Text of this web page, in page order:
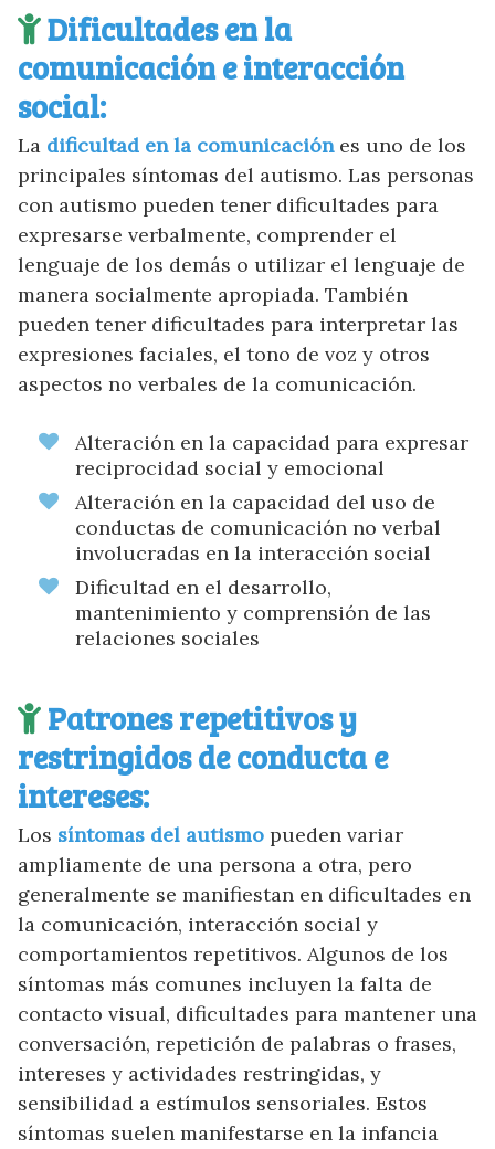
Dificultades en la
comunicación e interacción
social:
La dificultad en la comunicaciónes uno de los
principales síntomas del autismo. Las personas
con autismo pueden tener dificultades para
expresarse verbalmente, comprender el
lenguaje de los demás o utilizar el lenguaje de
manera socialmente apropiada. También
pueden tener dificultades para interpretar las
expresiones faciales, el tono de voz y otros
aspectos no verbales de la comunicación.
Alteración en la capacidad para expresar
reciprocidad social y emocional
Alteración en la capacidad del uso de
conductas de comunicación no verbal
involucradas en la interacción social
Dificultad en el desarrollo,
mantenimiento y comprensión de las
relaciones sociales
Patrones repetitivos y
restringidos de conducta e
intereses:
Los síntomas del autismo pueden variar
ampliamente de una persona a otra, pero
generalmente se manifiestan en dificultades en
la comunicación, interacción social y
comportamientos repetitivos. Algunos de los
síntomas más comunes incluyen la falta de
contacto visual, dificultades para mantener una
conversación, repetición de palabras o frases,
intereses y actividades restringidas, y
sensibilidad a estímulos sensoriales. Estos
síntomas suelen manifestarse en la infancia